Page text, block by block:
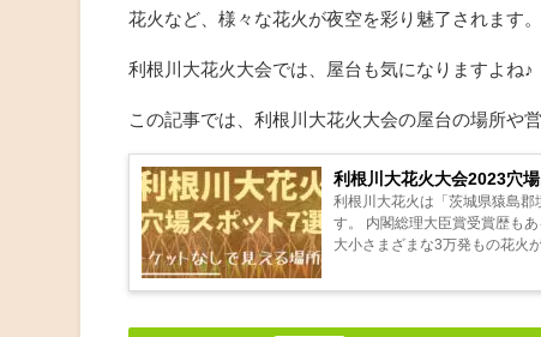
花火など、様々な花火が夜空を彩り魅了されます。
利根川大花火大会では、屋台も気になりますよね♪
この記事では、利根川大花火大会の屋台の場所や
利根川大花火大会2023穴
利根川大花火は「茨城県猿島
す。 内閣総理大臣賞受賞歴も
大小さまざまな3万発もの花火